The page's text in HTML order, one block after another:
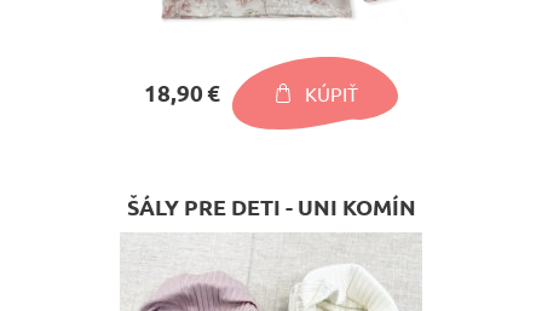
18,90 € KÚPIŤ
ŠÁLY PRE DETI - UNI KOMÍN